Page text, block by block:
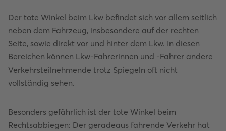
Der tote Winkel beim Lkw befindet sich vor allem seitlich
neben dem Fahrzeug, insbesondere auf der rechten
Seite, sowie direkt vor und hinter dem Lkw. In diesen
Bereichen können Lkw-Fahrerinnen und -Fahrer andere
Verkehrsteilnehmende trotz Spiegeln oft nicht
vollständig sehen.
Besonders gefährlich ist der tote Winkel beim
Rechtsabbiegen: Der geradeaus fahrende Verkehr hat